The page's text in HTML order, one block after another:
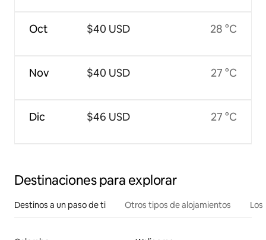
Oct
Nov
Dic
$40 USD
$40 USD
$46 USD
28 °C
27 °C
27 °C
Destinaciones para explorar
Destinos a un paso de ti Otros tipos de alojamientos